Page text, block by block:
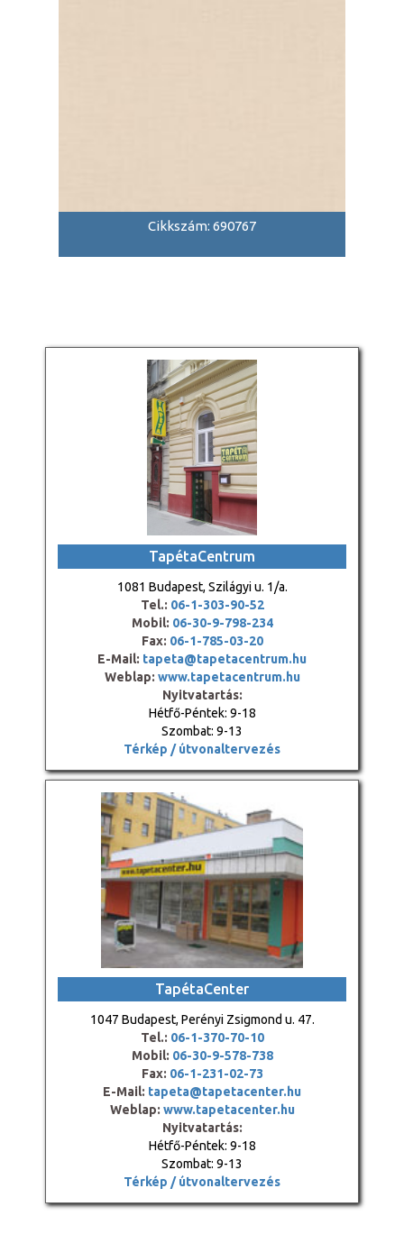
Cikkszám: 690767
TapétaCentrum
1081 Budapest, Szilágyi u. 1/a.
Tel.: 06-1-303-90-52
Mobil: 06-30-9-798-234
Fax: 06-1-785-03-20
E-Mail: tapeta@tapetacentrum.hu
Weblap: www.tapetacentrum.hu
Nyitvatartás:
Hétfő-Péntek: 9-18
Szombat: 9-13
Térkép / útvonaltervezés
TapétaCenter
1047 Budapest, Perényi Zsigmond u. 47.
Tel.: 06-1-370-70-10
Mobil: 06-30-9-578-738
Fax: 06-1-231-02-73
E-Mail: tapeta@tapetacenter.hu
Weblap: www.tapetacenter.hu
Nyitvatartás:
Hétfő-Péntek: 9-18
Szombat: 9-13
Térkép / útvonaltervezés